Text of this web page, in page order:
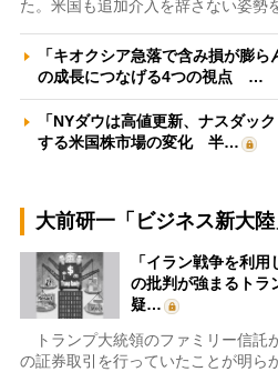
た。米国も追加介入を辞さない姿勢
「キオクシア急落で含み損が膨
の成長につなげる4つの視点 …
「NYダウは高値更新、ナスダッ
する米国株市場の変化 半…
大前研一「ビジネス新大
「イラン戦争を利
の批判が強まるトラ
疑…
トランプ大統領のファミリー信託
の証券取引を行っていたことが明ら